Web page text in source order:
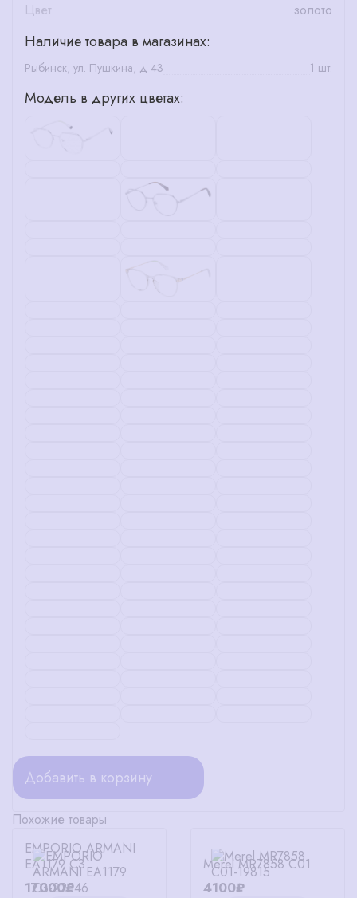
Цвет
золото
Наличие товара в магазинах:
Рыбинск, ул. Пушкина, д 43 1 шт.
Модель в других цветах:
Добавить в корзину
Похожие товары
EMPORIO ARMANI
EA1179 C3
17000₽
Merel MR7858 C01
4100₽